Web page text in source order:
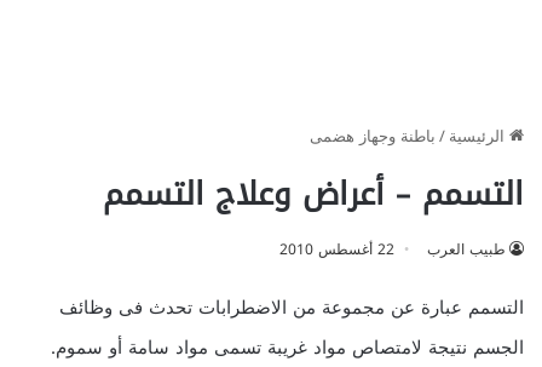
الرئيسية/باطنة وجهاز هضمى
التسمم – أعراض وعلاج التسمم
طبيب العرب 22 أغسطس 2010
التسمم عبارة عن مجموعة من الاضطرابات تحدث فى وظائف
الجسم نتيجة لامتصاص مواد غريبة تسمى مواد سامة أو سموم.